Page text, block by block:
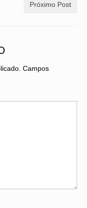
Próximo Post
Campos